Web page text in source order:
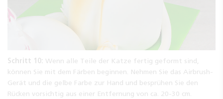
Schritt 10: Wenn alle Teile der Katze fertig geformt sind,
können Sie mit dem Färben beginnen. Nehmen Sie das Airbrush-
Gerät und die gelbe Farbe zur Hand und besprühen Sie den
Rücken vorsichtig aus einer Entfernung von ca. 20-30 cm.